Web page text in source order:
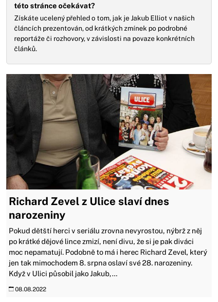
této stránce očekávat?
Získáte ucelený přehled o tom, jak je Jakub Elliot v našich
článcích prezentován, od krátkých zmínek po podrobné
reportáže či rozhovory, v závislosti na povaze konkrétních
článků.
Richard Zevel z Ulice slaví dnes
narozeniny
Pokud dětští herci v seriálu zrovna nevyrostou, nýbrž z něj
po krátké dějové lince zmizí, není divu, že si je pak diváci
moc nepamatují. Podobně to má i herec Richard Zevel, který
jen tak mimochodem 8. srpna oslaví své 28. narozeniny.
Když v Ulici působil jako Jakub,...
08.08.2022